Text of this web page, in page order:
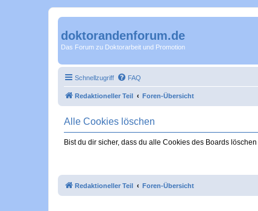
doktorandenforum.de
Das Forum zu Doktorarbeit und Promotion
Schnellzugriff FAQ
Redaktioneller Teil Foren-Übersicht
Alle Cookies löschen
Bist du dir sicher, dass du alle Cookies des Boards
Redaktioneller Teil Foren-Übersicht